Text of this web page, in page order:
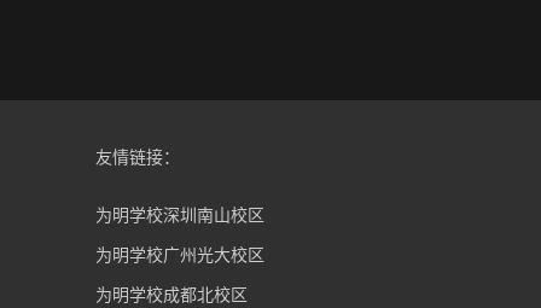
友情链接：
为明学校深圳南山校区
为明学校广州光大校区
为明学校成都北校区